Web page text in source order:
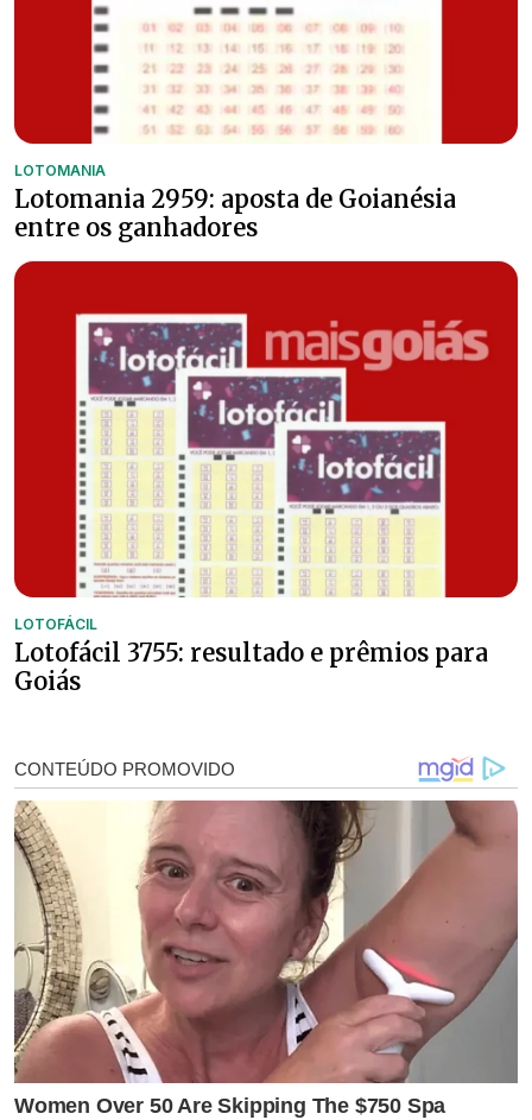
LOTOMANIA
Lotomania 2959: aposta de Goianésia
entre os ganhadores
LOTOFÁCIL
Lotofácil 3755: resultado e prêmios para
Goiás